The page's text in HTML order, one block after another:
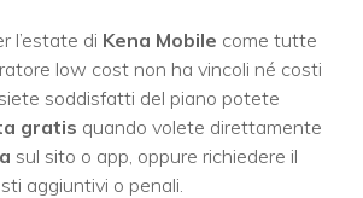
l’estate di Kena Mobile come tutte
low cost non ha vincoli né costi
soddisfatti del piano potete
gratis quando volete direttamente
sul sito o app, oppure richiedere il
aggiuntivi o penali.